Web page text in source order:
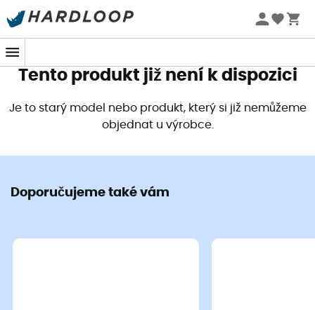
Letní akce 🔥 -5 % EXTRA při nákupu 2 produktů* s kódem
Tento produkt již není k dispozici
Je to starý model nebo produkt, který si již nemůžeme
objednat u výrobce.
Doporučujeme také vám